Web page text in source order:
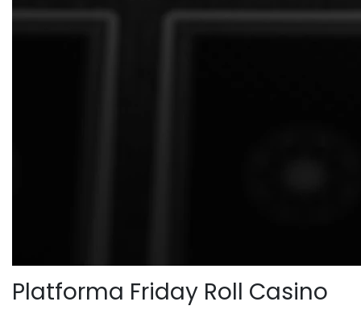
Platforma Friday Roll Casino